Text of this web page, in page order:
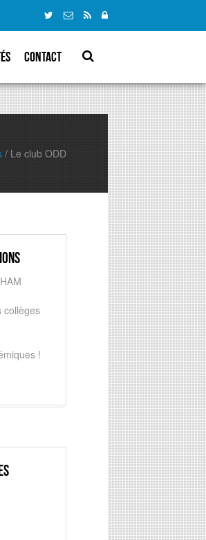
Contact
/ Le club ODD
collèges
!